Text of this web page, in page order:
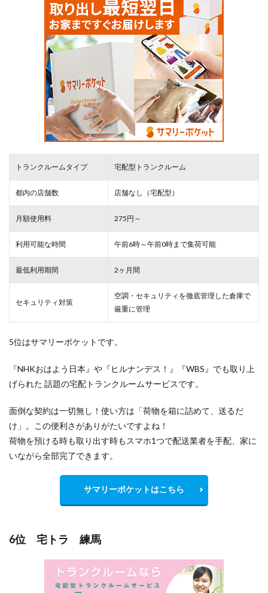
トランクルームタイプ 宅配型トランクルーム
都内の店舗数 店舗なし（宅配型）
月額使用料 275円～
利用可能な時間 午前6時～午前0時まで集荷可能
最低利用期間 2ヶ月間
セキュリティ対策
空調・セキュリティを徹底管理した倉庫で
厳重に管理
5位はサマリーポケットです。
『NHKおはよう日本』や『ヒルナンデス！』『WBS』でも取り上
げられた 話題の宅配トランクルームサービスです。
面倒な契約は一切無し！使い方は「荷物を箱に詰めて、送るだ
け」。この便利さがありがたいですよね！
荷物を預ける時も取り出す時もスマホ1つで配送業者を手配、家に
いながら全部完了できます。
サマリーポケットはこちら
6位 宅トラ 練馬